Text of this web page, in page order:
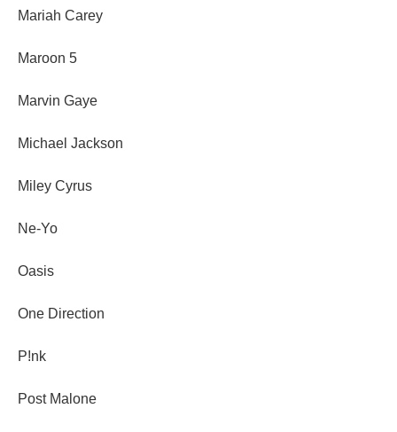
Mariah Carey
Maroon 5
Marvin Gaye
Michael Jackson
Miley Cyrus
Ne-Yo
Oasis
One Direction
P!nk
Post Malone